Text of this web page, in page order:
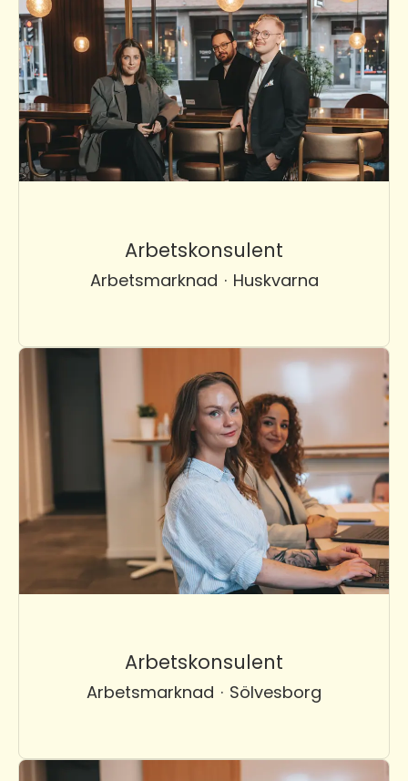
Arbetskonsulent
Arbetsmarknad · Huskvarna
Arbetskonsulent
Arbetsmarknad · Sölvesborg